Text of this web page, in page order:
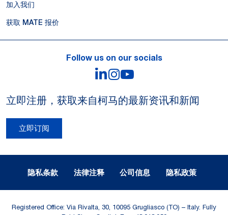
加入我们
获取 MATE 报价
Follow us on our socials
LinkedIn
Instagram
立即注册，获取来自柯马的最新资讯和新闻
立即订阅
隐私条款 法律注释 公司信息 隐私政策
Registered Office: Via Rivalta, 30, 10095 Grugliasco (TO) – Italy. Fully